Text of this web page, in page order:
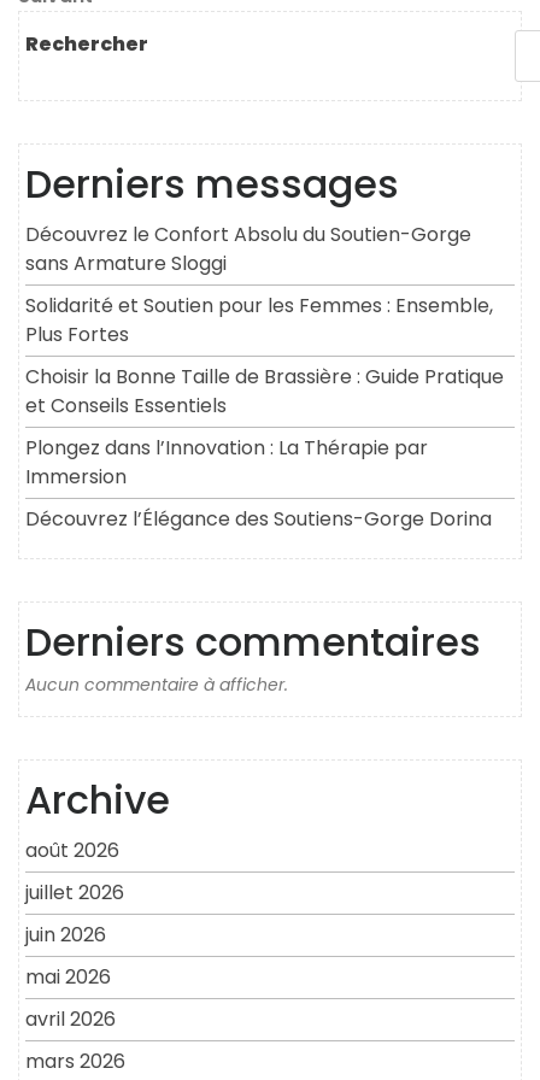
l’article
suivant
Rechercher
Derniers messages
Découvrez le Confort Absolu du Soutien-Gorge
sans Armature Sloggi
Solidarité et Soutien pour les Femmes : Ensemble,
Plus Fortes
Choisir la Bonne Taille de Brassière : Guide Pratique
et Conseils Essentiels
Plongez dans l’Innovation : La Thérapie par
Immersion
Découvrez l’Élégance des Soutiens-Gorge Dorina
Derniers commentaires
Aucun commentaire à afficher.
Archive
août 2026
juillet 2026
juin 2026
mai 2026
avril 2026
mars 2026